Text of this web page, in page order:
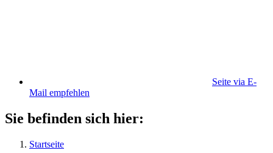
Seite via E-
Mail empfehlen
Sie befinden sich hier:
Startseite